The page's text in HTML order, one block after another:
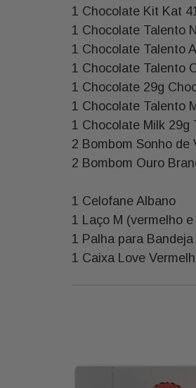
1 Chocolate Kit Kat
1 Chocolate Talento
1 Chocolate Talento
1 Chocolate Talento
1 Chocolate 29g
1 Chocolate Talento
1 Chocolate Milk 29g
2 Bombom Sonho de
2 Bombom Ouro
1 Celofane Albano
1 Laço M (vermelho
1 Palha para
1 Caixa Love